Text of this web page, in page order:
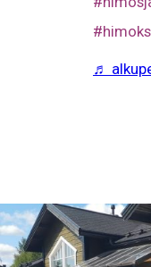
♬